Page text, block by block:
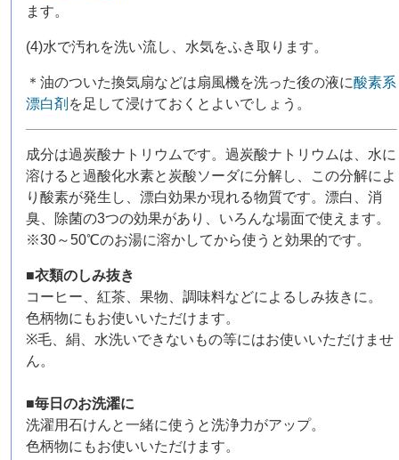
ます。
(4)水で汚れを洗い流し、水気をふき取ります。
＊油のついた換気扇などは扇風機を洗った後の液に酸素系
漂白剤 を足して浸けておくとよいでしょう。
成分は過炭酸ナトリウムです。過炭酸ナトリウムは、水に
溶けると過酸化水素と炭酸ソーダに分解し、この分解によ
り酸素が発生し、漂白効果か現れる物質です。漂白、消
臭、除菌の3つの効果があり、いろんな場面で使えます。
※30～50℃のお湯に溶かしてから使うと効果的です。
■衣類のしみ抜き
コーヒー、紅茶、果物、調味料などによるしみ抜きに。
色柄物にもお使いいただけます。
※毛、絹、水洗いできないもの等にはお使いいただけませ
ん。
■毎日のお洗濯に
洗濯用石けんと一緒に使うと洗浄力がアップ。
色柄物にもお使いいただけます。